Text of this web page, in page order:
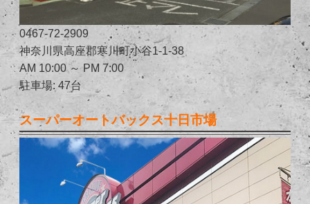
0467-72-2909
神奈川県高座郡寒川町小谷1-1-38
AM 10:00 ～ PM 7:00
駐車場: 47台
スーパーオートバックス十日市場